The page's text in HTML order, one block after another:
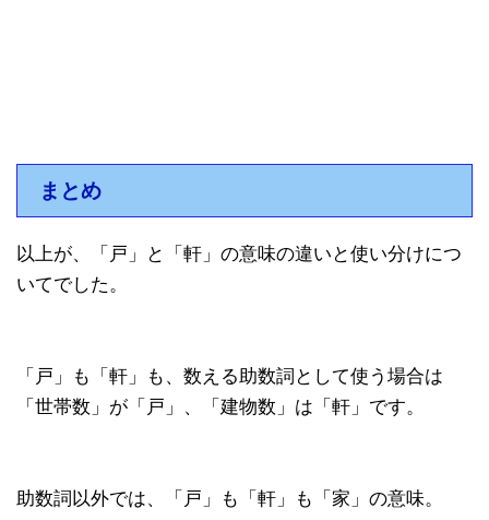
まとめ
以上が、「戸」と「軒」の意味の違いと使い分けにつ
いてでした。
「戸」も「軒」も、数える助数詞として使う場合は
「世帯数」が「戸」、「建物数」は「軒」です。
助数詞以外では、「戸」も「軒」も「家」の意味。